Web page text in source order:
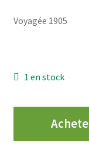
Voyagée 1905
1 en stock
CPA